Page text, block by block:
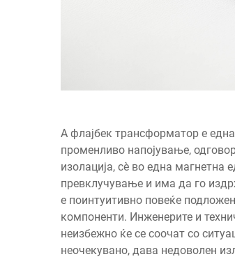
А флајбек трансформатор е
променливо напојување,
изолација, сѐ во една магнетна
превклучување и има да го
е поинтуитивно повеќе
компоненти. Инженерите и
неизбежно ќе се соочат со
неочекувано, дава недоволен